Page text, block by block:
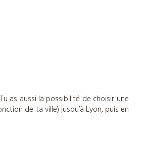
as aussi la possibilité de choisir une
de ta ville) jusqu’à Lyon, puis en